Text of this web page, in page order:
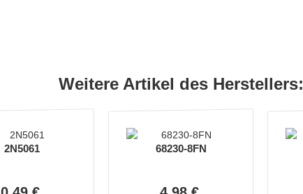
Weitere Artikel des Herstellers:
2N5061 68230-8FN